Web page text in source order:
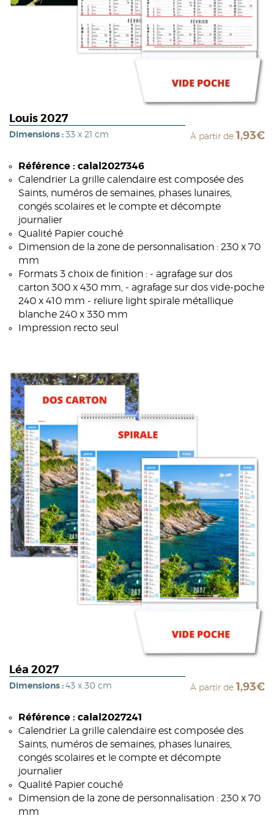
Louis 2027
Dimensions : 33 x 21 cm À partir de 1,93€
Référence : calal2027346
Calendrier La grille calendaire est composée des
Saints, numéros de semaines, phases lunaires,
congés scolaires et le compte et décompte
journalier
Qualité Papier couché
Dimension de la zone de personnalisation : 230 x 70
mm
Formats 3 choix de finition : - agrafage sur dos
carton 300 x 430 mm, - agrafage sur dos vide-poche
240 x 410 mm - reliure light spirale métallique
blanche 240 x 330 mm
Impression recto seul
Léa 2027
Dimensions : 43 x 30 cm À partir de 1,93€
Référence : calal2027241
Calendrier La grille calendaire est composée des
Saints, numéros de semaines, phases lunaires,
congés scolaires et le compte et décompte
journalier
Qualité Papier couché
Dimension de la zone de personnalisation : 230 x 70
mm